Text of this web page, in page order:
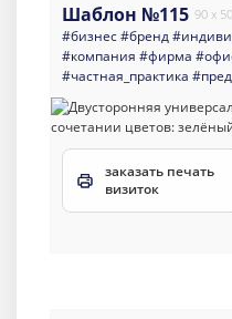
Шаблон №115 90 x 50
#бизнес#бренд
#компания #фирма
#частная_практика
заказать печать
визиток